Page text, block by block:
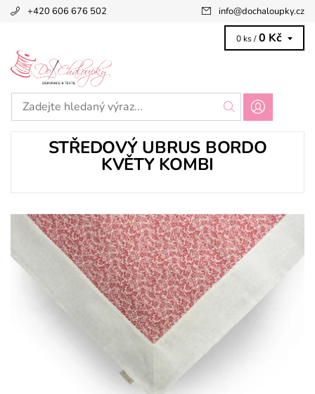
+420 606 676 502 info@dochaloupky.cz
0 ks / 0 Kč
STŘEDOVÝ UBRUS BORDO
KVĚTY KOMBI